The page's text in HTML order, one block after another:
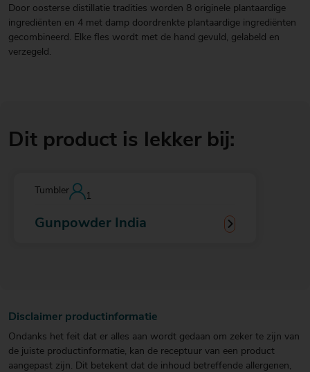
Door oosterse distillatie tradities worden 8 originele plantaardige
ingrediënten en 4 met damp doordrenkte plantaardige ingrediënten
gecombineerd. Elke fles wordt met de hand gevuld, gelabeld en
verzegeld.
Dit product is lekker bij:
Tumbler
1
Gunpowder India
Disclaimer productinformatie
Ondanks het feit dat er alles aan wordt gedaan om zeker te zijn van
de juiste productinformatie, kan de receptuur van een product
aangepast zijn. Dit betekent dat de inhoud betreffende allergenen,